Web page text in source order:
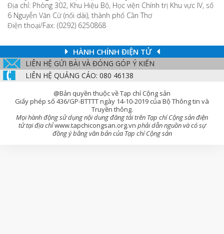
Địa chỉ: Phòng 302, Khu Hiệu Bộ, Học viện Chính trị Khu vực IV, số
6 Nguyễn Văn Cừ (nối dài), thành phố Cần Thơ
Điện thoại/Fax: (0292) 6250868
HÀNH CHÍNH ĐIỆN TỬ
LIÊN HỆ GỬI BÀI VÀ ĐÓNG GÓP Ý KIẾN
LIÊN HỆ QUẢNG CÁO: 080 46138
@Bản quyền thuộc về Tạp chí Cộng sản
Giấy phép số 436/GP-BTTTT ngày 14-10-2019 của Bộ Thông tin và
Truyền thông.
Mọi hành động sử dụng nội dung đăng tải trên Tạp chí Cộng sản điện
tử tại địa chỉwww.tapchicongsan.org.vn phải dẫn nguồn và có sự
đồng ý bằng văn bản của Tạp chí Cộng sản